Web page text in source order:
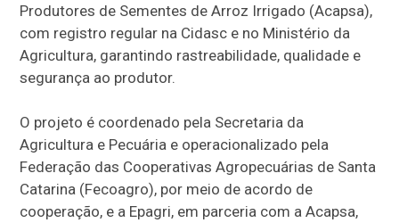
Produtores de Sementes de Arroz Irrigado (Acapsa),
com registro regular na Cidasc e no Ministério da
Agricultura, garantindo rastreabilidade, qualidade e
segurança ao produtor.
O projeto é coordenado pela Secretaria da
Agricultura e Pecuária e operacionalizado pela
Federação das Cooperativas Agropecuárias de Santa
Catarina (Fecoagro), por meio de acordo de
cooperação, e a Epagri, em parceria com a Acapsa,